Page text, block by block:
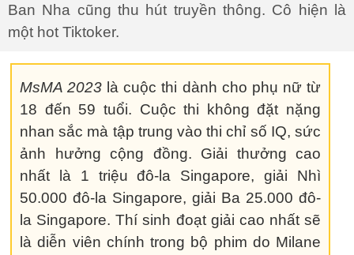
Ban Nha cũng thu hút truyền thông. Cô hiện là
một hot Tiktoker.
MsMA 2023 là cuộc thi dành cho phụ nữ từ
18 đến 59 tuổi. Cuộc thi không đặt nặng
nhan sắc mà tập trung vào thi chỉ số IQ, sức
ảnh hưởng cộng đồng. Giải thưởng cao
nhất là 1 triệu đô-la Singapore, giải Nhì
50.000 đô-la Singapore, giải Ba 25.000 đô-
la Singapore. Thí sinh đoạt giải cao nhất sẽ
là diễn viên chính trong bộ phim do Milane